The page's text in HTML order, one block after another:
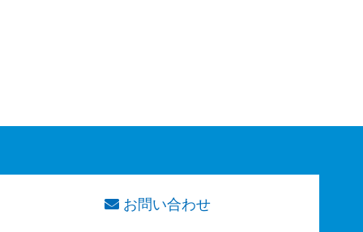
お問い合わせ